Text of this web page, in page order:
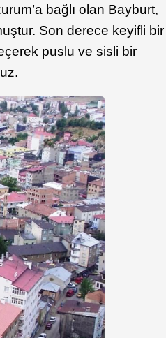
bağlı olan Bayburt,
Son derece keyifli bir
puslu ve sisli bir